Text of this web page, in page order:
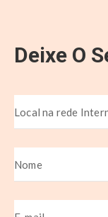
Deixe O